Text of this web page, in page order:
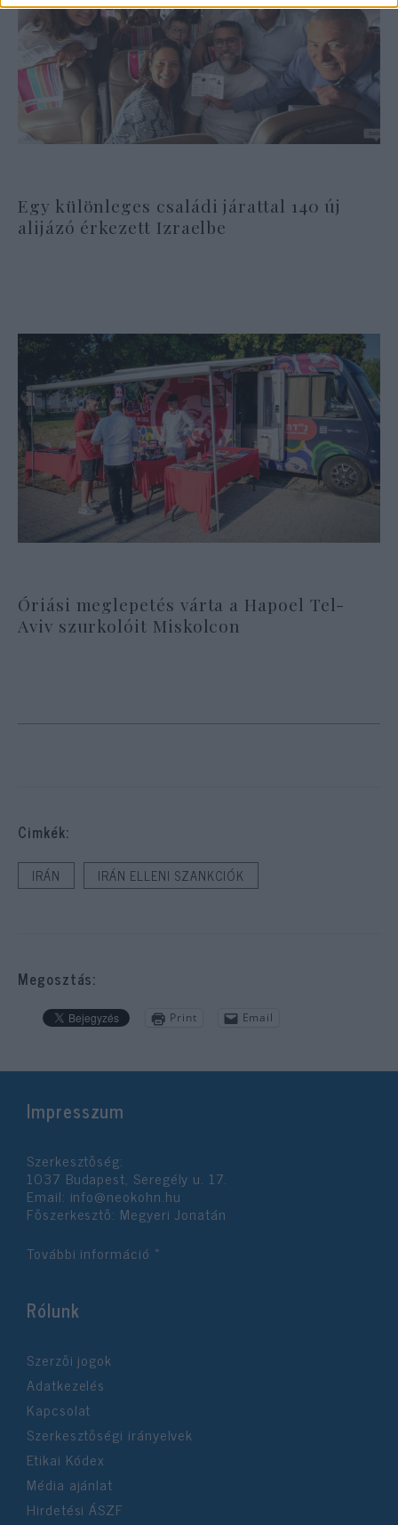
Egy különleges családi járattal 140 új
alijázó érkezett Izraelbe
Óriási meglepetés várta a Hapoel Tel-
Aviv szurkolóit Miskolcon
Cimkék:
IRÁN IRÁN ELLENI SZANKCIÓK
Megosztás:
Print Email
Impresszum
Szerkesztőség:
1037 Budapest, Seregély u. 17.
Email: info@neokohn.hu
Főszerkesztő: Megyeri Jonatán
További információ »
Rólunk
Szerzői jogok
Adatkezelés
Kapcsolat
Szerkesztőségi irányelvek
Etikai Kódex
Média ajánlat
Hirdetési ÁSZF